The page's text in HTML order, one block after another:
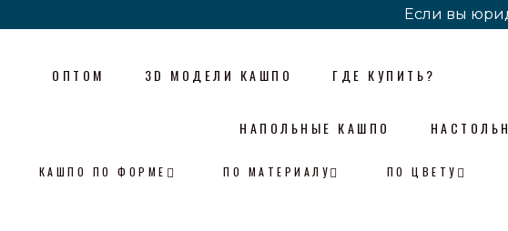
Если вы
Если вы
ОПТОМ 3D МОДЕЛИ КАШПО ГДЕ КУПИТЬ?
НАПОЛЬНЫЕ КАШПО
КАШПО ПО ФОРМЕ ПО МАТЕРИАЛУ ПО ЦВЕТУ